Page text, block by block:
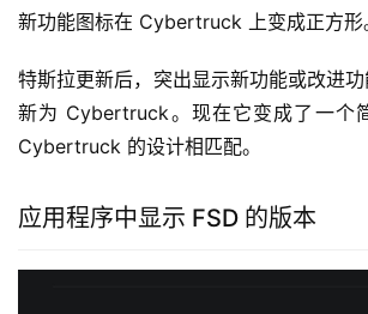
新功能图标在 Cybertruck 上变成正方形
特斯拉更新后，突出显示新功能或改进
新为 Cybertruck。现在它变成了一个
Cybertruck 的设计相匹配。
应用程序中显示 FSD 的版本